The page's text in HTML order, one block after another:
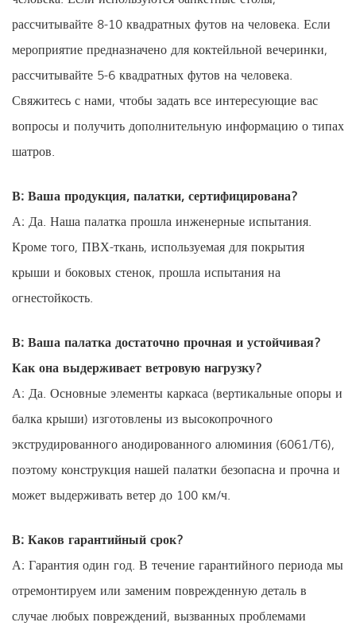
рассчитывайте 8-10 квадратных футов на человека. Если
мероприятие предназначено для коктейльной вечеринки,
рассчитывайте 5-6 квадратных футов на человека.
Свяжитесь с нами, чтобы задать все интересующие вас
вопросы и получить дополнительную информацию о типах
шатров.
В: Ваша продукция, палатки, сертифицирована?
А: Да. Наша палатка прошла инженерные испытания.
Кроме того, ПВХ-ткань, используемая для покрытия
крыши и боковых стенок, прошла испытания на
огнестойкость.
В: Ваша палатка достаточно прочная и устойчивая?
Как она выдерживает ветровую нагрузку?
А: Да. Основные элементы каркаса (вертикальные опоры и
балка крыши) изготовлены из высокопрочного
экструдированного анодированного алюминия (6061/T6),
поэтому конструкция нашей палатки безопасна и прочна и
может выдерживать ветер до 100 км/ч.
В: Каков гарантийный срок?
А: Гарантия один год. В течение гарантийного периода мы
отремонтируем или заменим поврежденную деталь в
случае любых повреждений, вызванных проблемами